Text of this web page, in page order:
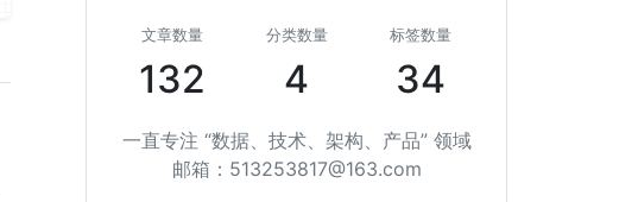
文章数量
132
分类数量
4
标签数量
34
一直专注 “数据、技术、架构、产品” 领域
邮箱：513253817@163.com